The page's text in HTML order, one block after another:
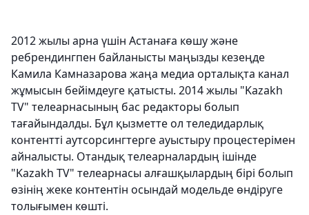
2012 жылы арна үшін Астанаға көшу және
ребрендингпен байланысты маңызды кезеңде
Камила Камназарова жаңа медиа орталықта канал
жұмысын бейімдеуге қатысты. 2014 жылы "Kazakh
TV" телеарнасының бас редакторы болып
тағайындалды. Бұл қызметте ол теледидарлық
контентті аутсорсингтерге ауыстыру процестерімен
айналысты. Отандық телеарналардың ішінде
"Kazakh TV" телеарнасы алғашқылардың бірі болып
өзінің жеке контентін осындай модельде өндіруге
толығымен көшті.